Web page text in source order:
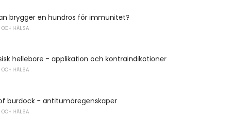
brygger en hundros för immunitet?
OCH HÄLSA
hellebore - applikation och kontraindikationer
OCH HÄLSA
burdock - antitumöregenskaper
OCH HÄLSA